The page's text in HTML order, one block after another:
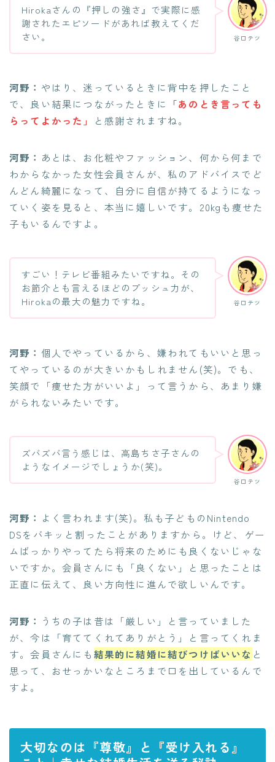
谷口テツ
Hirokaさんの『押しの強さ』で実際に感
謝されたエピソードがあれば教えてくだ
さい。
河野： やはり、迷っているときに背中を押したこと
で、良い結果につながったときに
「あのとき言っても
らってよかった」
と感謝されますね。
河野： あとは、お化粧やファッション、何から何まで
わからなかった女性会員さんが、私のアドバイスでど
んどん綺麗になって、自分に自信が持てるようになっ
ていく姿を見ると、本当に嬉しいです。20kgも痩せた
子もいるんですよ。
谷口テツ
すごい！テレビ番組みたいですね。その
お節介とも言えるほどのプッシュ力が、
Hirokaの最大の魅力ですね。
河野： 個人でやっているから、嫌われてもいいと思っ
てやっているのが大きいかもしれません(笑)。でも、
笑顔で「痩せた方がいいよ」って言うから、あまり嫌
がられないみたいです。
谷口テツ
ズバズバ言う感じは、高島ちさ子さんの
ようなイメージでしょうか(笑)。
河野： よく言われます(笑)。私も子どものNintendo
DSをバキッと割ったことがありますから。けど、ゲー
ムばっかりやってたら将来のためにも良くないじゃな
いですか。会員さんにも「良くない」と思ったことは
正直に伝えて、良い方向性に進んで欲しいんです。
河野： うちの子は昔は「厳しい」と言っていました
が、今は「育ててくれてありがとう」と言ってくれま
す。会員さんにも 結果的に結婚に結びつけばいいな と
思って、おせっかいなところまで口を出しているんで
すよ。
大切なのは『尊敬』と『受け入れる』